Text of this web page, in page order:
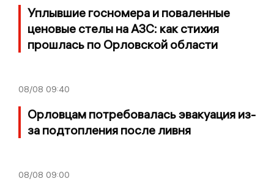
Уплывшие госномера и поваленные
ценовые стелы на АЗС: как стихия
прошлась по Орловской области
08/08 09:40
Орловцам потребовалась эвакуация из-
за подтопления после ливня
08/08 09:00